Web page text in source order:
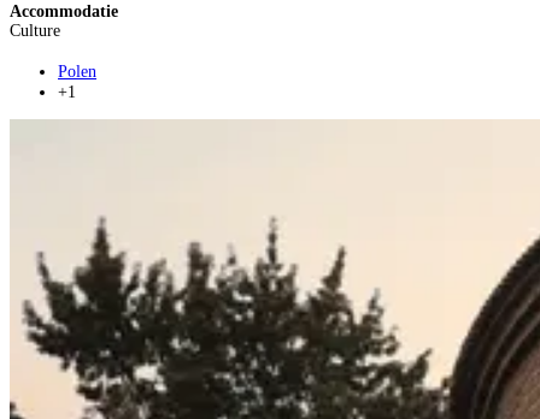
Accommodatie
Culture
Polen
+1